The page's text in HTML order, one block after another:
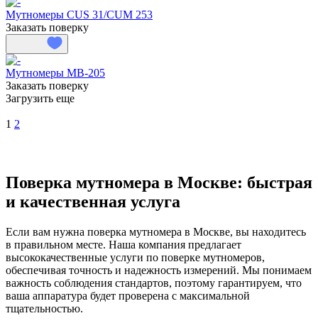
Мутномеры CUS 31/CUM 253
Заказать поверку
Мутномеры МВ-205
Заказать поверку
Загрузить еще
1 2
Поверка мутномера в Москве: быстрая
и качественная услуга
Если вам нужна поверка мутномера в Москве, вы находитесь
в правильном месте. Наша компания предлагает
высококачественные услуги по поверке мутномеров,
обеспечивая точность и надежность измерений. Мы понимаем
важность соблюдения стандартов, поэтому гарантируем, что
ваша аппаратура будет проверена с максимальной
тщательностью.